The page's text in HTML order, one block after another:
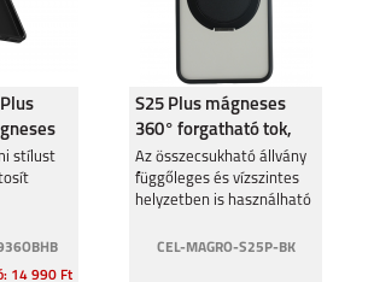
A33 5G
stílust
14 990 Ft
S25 Plus mágneses
360° forgatható tok,
Fekete
Az összecsukható állvány
függőleges és vízszintes
helyzetben is használható
CEL-MAGRO-S25P-BK